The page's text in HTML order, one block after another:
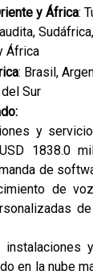
y África:
África
: Brasil,
Sur
y
1838.0
de
de
en la nube